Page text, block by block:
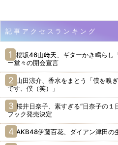
記事アクセスランキング
櫻坂46山﨑天、ギターかき鳴らし
ー堂々の開会宣言
山田涼介、香水をまとう「僕を嗅ぎ
です、僕（笑）」
桜井日奈子、素すぎる“日奈子の１
ブック発売決定
AKB48伊藤百花、ダイアン津田の